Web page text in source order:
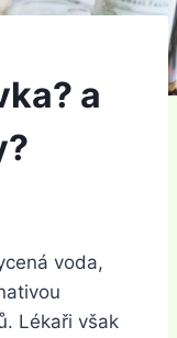
a
voda,
Lékaři však